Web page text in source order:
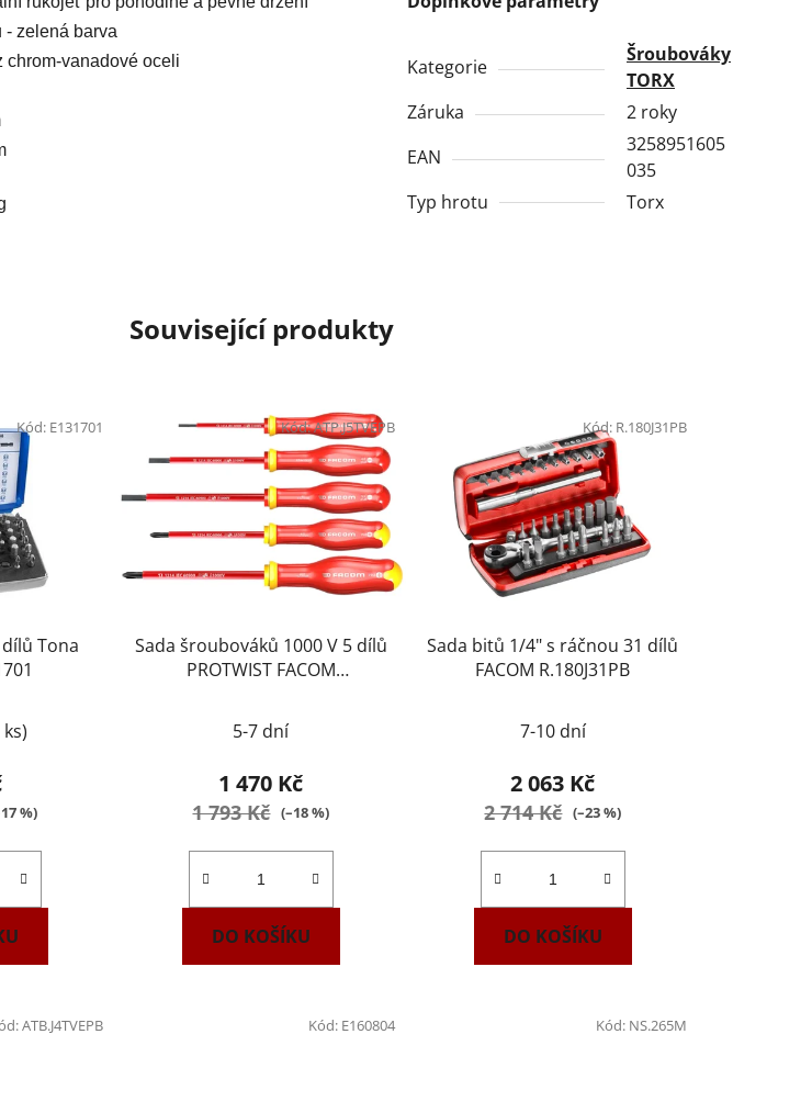
- zelená barva
chrom-vanadové oceli
Kategorie
Šroubováky
TORX
Záruka
2 roky
EAN
3258951605
035
Typ hrotu
Torx
Související produkty
Tona
ks)
%)
Kód: E131701
Sada šroubováků 1000 V 5 dílů
PROTWIST FACOM
5-7 dní
1 470 Kč
1 793 Kč (–18 %)
DO KOŠÍKU
Kód:ATP.J5TVEPB
Sada bitů 1/4" s ráčnou 31 dílů
FACOM R.180J31PB
7-10 dní
2 063 Kč
2 714 Kč (–23 %)
DO KOŠÍKU
Kód: R.180J31PB
ATB.J4TVEPB Kód: E160804 Kód: NS.265M